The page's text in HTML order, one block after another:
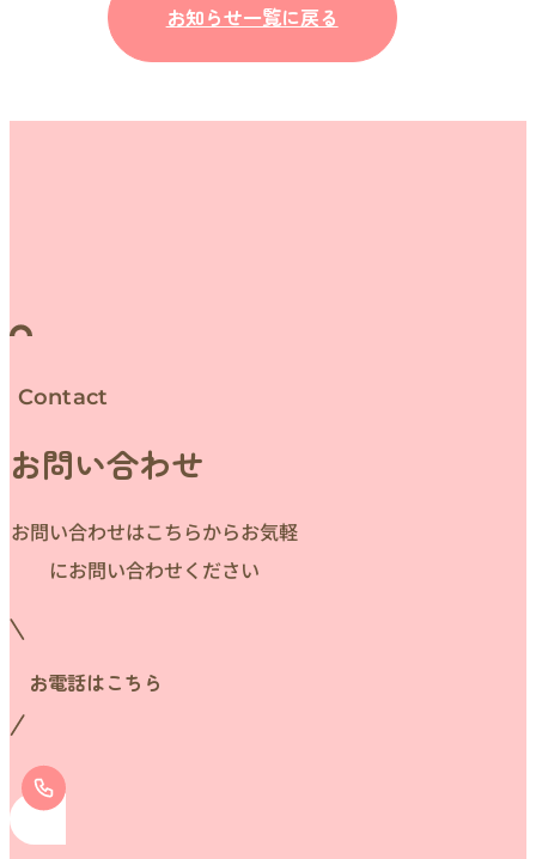
お知らせ一覧に戻る
Contact
お問い合わせ
お問い合わせはこちらからお気軽
にお問い合わせください
お電話はこちら